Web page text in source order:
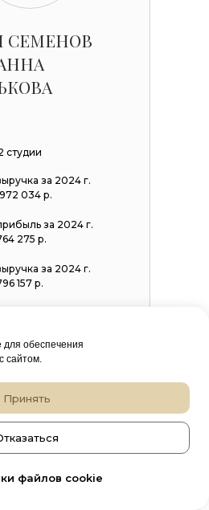
СЕМЕНОВ
студии
за 2024 г.
034 р.
за 2024 г.
275 р.
за 2024 г.
157 р.
р.
обеспечения
сайтом.
Принять
файлов cookie